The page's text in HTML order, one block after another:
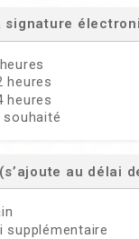
signature
heures
heures
souhaité
au délai
supplémentaire